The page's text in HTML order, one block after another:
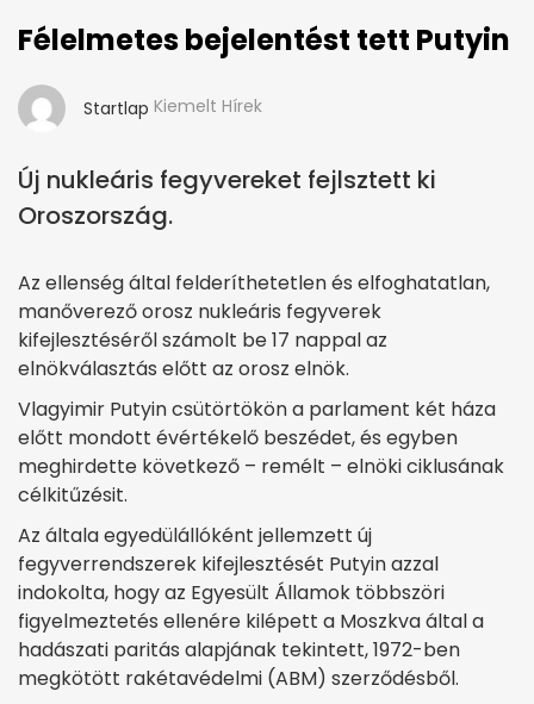
Félelmetes bejelentést tett Putyin
Startlap Kiemelt Hírek
Új nukleáris fegyvereket fejlsztett ki
Oroszország.
Az ellenség által felderíthetetlen és elfoghatatlan,
manőverező orosz nukleáris fegyverek
kifejlesztéséről számolt be 17 nappal az
elnökválasztás előtt az orosz elnök.
Vlagyimir Putyin csütörtökön a parlament két háza
előtt mondott évértékelő beszédet, és egyben
meghirdette következő – remélt – elnöki ciklusának
célkitűzésit.
Az általa egyedülállóként jellemzett új
fegyverrendszerek kifejlesztését Putyin azzal
indokolta, hogy az Egyesült Államok többszöri
figyelmeztetés ellenére kilépett a Moszkva által a
hadászati paritás alapjának tekintett, 1972-ben
megkötött rakétavédelmi (ABM) szerződésből.